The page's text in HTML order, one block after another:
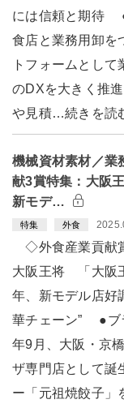
には信頼と期待
食店と業務用卸を
トフォームとし
のDXを大きく推
や見積…続きを読
機械資材素材／業
献3賞特集：大阪
新モデ…
特集 外食
◇外食産業貢
大阪王将 「大阪
年、新モデル店
華チェーン” ●
年9月、大阪・京
ザ専門店として誕
ー「元祖焼餃子」